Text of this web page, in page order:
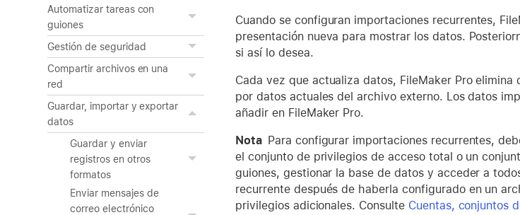
Automatizar tareas con
guiones
Gestión de seguridad
Compartir archivos en una
red
Guardar, importar y exportar
datos
Guardar y enviar
registros en otros
formatos
Enviar mensajes de
correo electrónico
Cuando se configuran importaciones recurrentes,
presentación nueva para mostrar los datos.
si así lo desea.
Cada vez que actualiza datos, FileMaker Pro
por datos actuales del archivo externo. Los datos
añadir en FileMaker Pro.
Nota Para configurar importaciones recurrentes,
el conjunto de privilegios de acceso total o un
guiones, gestionar la base de datos y acceder a
recurrente después de haberla configurado en un
privilegios adicionales. Consulte Cuentas, conjuntos